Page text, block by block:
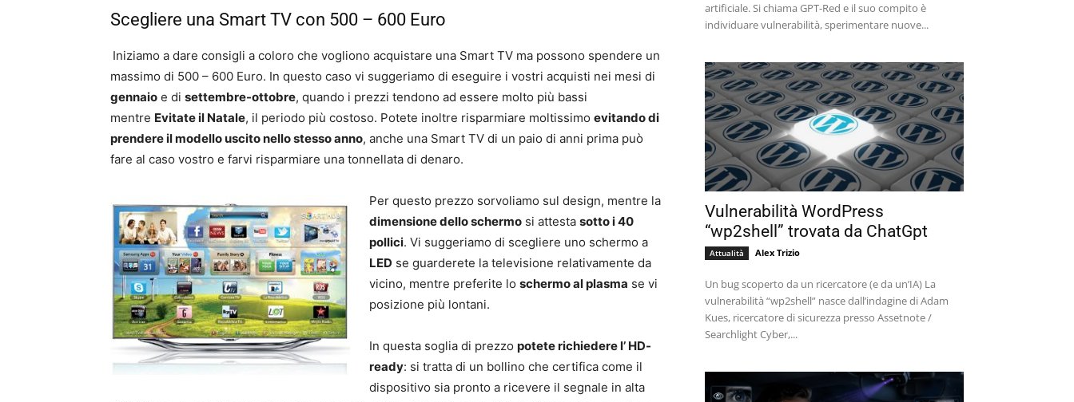
Scegliere una Smart TV con 500 – 600 Euro
Iniziamo a dare consigli a coloro che vogliono acquistare una Smart TV ma possono spendere un
massimo di 500 – 600 Euro. In questo caso vi suggeriamo di eseguire i vostri acquisti nei mesi di
gennaio e di settembre-ottobre, quando i prezzi tendono ad essere molto più bassi
mentre Evitate il Natale, il periodo più costoso. Potete inoltre risparmiare moltissimo evitando di
prendere il modello uscito nello stesso anno, anche una Smart TV di un paio di anni prima può
fare al caso vostro e farvi risparmiare una tonnellata di denaro.
Per questo prezzo sorvoliamo sul design, mentre la
dimensione dello schermo si attesta sotto i 40
pollici. Vi suggeriamo di scegliere uno schermo a
LED se guarderete la televisione relativamente da
vicino, mentre preferite lo schermo al plasma se vi
posizione più lontani.
In questa soglia di prezzo potete richiedere l’ HD-
ready: si tratta di un bollino che certifica come il
dispositivo sia pronto a ricevere il segnale in alta
artificiale. Si chiama GPT-Red e il suo compito è
individuare vulnerabilità, sperimentare nuove...
Vulnerabilità WordPress
“wp2shell” trovata da ChatGpt
Attualità Alex Trizio
Un bug scoperto da un ricercatore (e da un’IA) La
vulnerabilità “wp2shell” nasce dall’indagine di Adam
Kues, ricercatore di sicurezza presso Assetnote /
Searchlight Cyber,...